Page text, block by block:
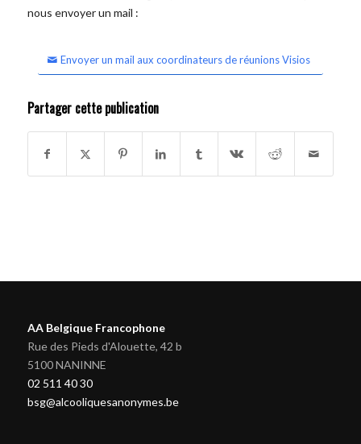
nous envoyer un mail :
Envoyer un mail aux coordinateurs de réunions Visios
Partager cette publication
AA Belgique Francophone
Rue des Pieds d'Alouette, 42 b
5100 NANINNE
02 511 40 30
bsg@alcooliquesanonymes.be